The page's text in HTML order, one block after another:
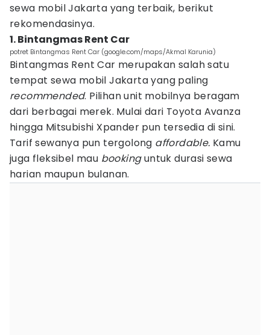
sewa mobil Jakarta yang terbaik, berikut
rekomendasinya.
1. Bintangmas Rent Car
potret Bintangmas Rent Car (google.com/maps/Akmal Karunia)
Bintangmas Rent Car merupakan salah satu
tempat sewa mobil Jakarta yang paling
recommended. Pilihan unit mobilnya beragam
dari berbagai merek. Mulai dari Toyota Avanza
hingga Mitsubishi Xpander pun tersedia di sini.
Tarif sewanya pun tergolong affordable. Kamu
juga fleksibel mau bookinguntuk durasi sewa
harian maupun bulanan.